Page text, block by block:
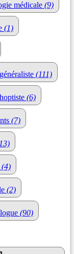
médicale (9)
(1)
(111)
(6)
(7)
(4)
(2)
(90)